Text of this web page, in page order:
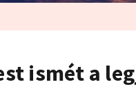
ismét a